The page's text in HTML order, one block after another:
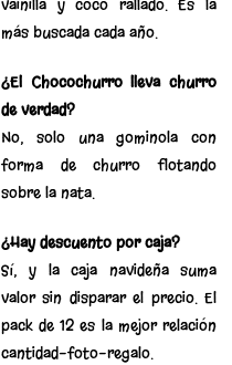
vainilla y coco rallado. Es la
más buscada cada año.
¿El Chocochurro lleva churro
de verdad?
No, solo una gominola con
forma de churro flotando
sobre la nata.
¿Hay descuento por caja?
Sí, y la caja navideña suma
valor sin disparar el precio. El
pack de 12 es la mejor relación
cantidad-foto-regalo.